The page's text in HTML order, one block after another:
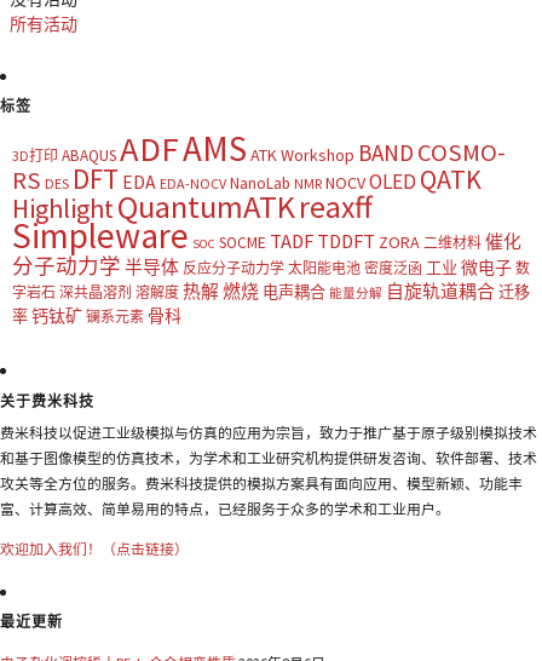
所有活动
标签
3D打印 ABAQUSADFAMS ATK Workshop BAND COSMO-
RS DES DFT EDA EDA-NOCV NanoLab NMR NOCVOLED QATK
HighlightQuantumATKreaxff
Simpleware SOC SOCME TADF TDDFT ZORA 二维材料 催化
分子动力学 半导体 反应分子动力学 太阳能电池 密度泛函 工业 微电子 数
字岩石 深共晶溶剂 溶解度 热解燃烧 电声耦合 能量分解 自旋轨道耦合迁移
率钙钛矿 镧系元素 骨科
关于费米科技
费米科技以促进工业级模拟与仿真的应用为宗旨，致力于推广基于原子级别模拟技术
和基于图像模型的仿真技术，为学术和工业研究机构提供研发咨询、软件部署、技术
攻关等全方位的服务。费米科技提供的模拟方案具有面向应用、模型新颖、功能丰
富、计算高效、简单易用的特点，已经服务于众多的学术和工业用户。
欢迎加入我们！（点击链接）
最近更新